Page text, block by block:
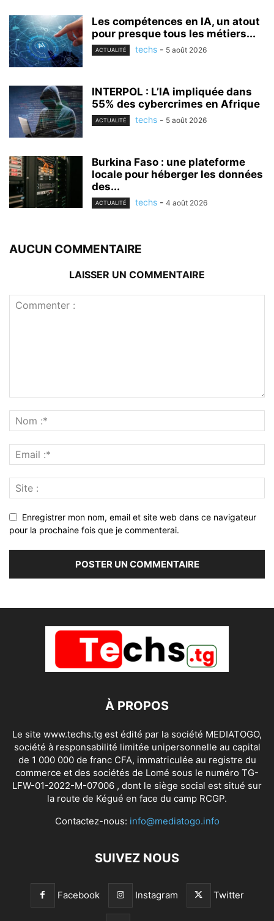
Les compétences en IA, un atout
pour presque tous les métiers...
ACTUALITÉ techs - 5 août 2026
INTERPOL : L’IA impliquée dans
55% des cybercrimes en Afrique
ACTUALITÉ techs - 5 août 2026
Burkina Faso : une plateforme
locale pour héberger les données
des...
ACTUALITÉ techs - 4 août 2026
AUCUN COMMENTAIRE
LAISSER UN COMMENTAIRE
Enregistrer mon nom, email et site web dans ce navigateur
pour la prochaine fois que je commenterai.
À PROPOS
Le site www.techs.tg est édité par la société MEDIATOGO,
société à responsabilité limitée unipersonnelle au capital
de 1 000 000 de franc CFA, immatriculée au registre du
commerce et des sociétés de Lomé sous le numéro TG-
LFW-01-2022-M-07006 , dont le siège social est situé sur
la route de Kégué en face du camp RCGP.
Contactez-nous: info@mediatogo.info
SUIVEZ NOUS
Facebook Instagram Twitter